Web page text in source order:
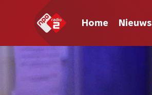
Home Nieuws